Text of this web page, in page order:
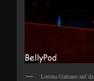
Lorena Galeano auf